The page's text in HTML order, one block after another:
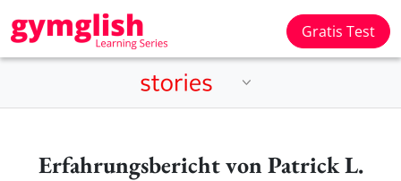
Gratis Test
Erfahrungsbericht von Patrick L.